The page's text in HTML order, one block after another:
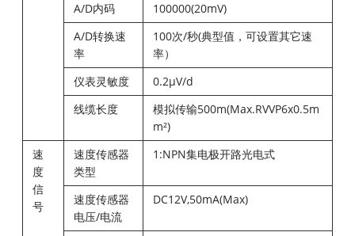
A/D内码
100000(20mV)
A/D转换速
率
100次/秒(典型值，可设置其它速
率）
仪表灵敏度
0.2μV/d
线缆长度
模拟传输500m(Max.RVVP6x0.5m
m²)
速
度
信
号
速度传感器
类型
1:NPN集电极开路光电式
速度传感器
电压/电流
DC12V,50mA(Max)